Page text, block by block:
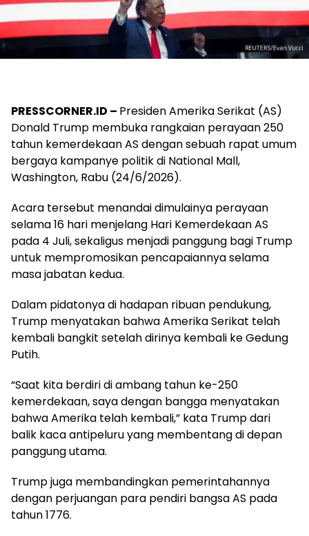
PRESSCORNER.ID – Presiden Amerika Serikat (AS)
Donald Trump membuka rangkaian perayaan 250
tahun kemerdekaan AS dengan sebuah rapat umum
bergaya kampanye politik di National Mall,
Washington, Rabu (24/6/2026).
Acara tersebut menandai dimulainya perayaan
selama 16 hari menjelang Hari Kemerdekaan AS
pada 4 Juli, sekaligus menjadi panggung bagi Trump
untuk mempromosikan pencapaiannya selama
masa jabatan kedua.
Dalam pidatonya di hadapan ribuan pendukung,
Trump menyatakan bahwa Amerika Serikat telah
kembali bangkit setelah dirinya kembali ke Gedung
Putih.
“Saat kita berdiri di ambang tahun ke-250
kemerdekaan, saya dengan bangga menyatakan
bahwa Amerika telah kembali,” kata Trump dari
balik kaca antipeluru yang membentang di depan
panggung utama.
Trump juga membandingkan pemerintahannya
dengan perjuangan para pendiri bangsa AS pada
tahun 1776.